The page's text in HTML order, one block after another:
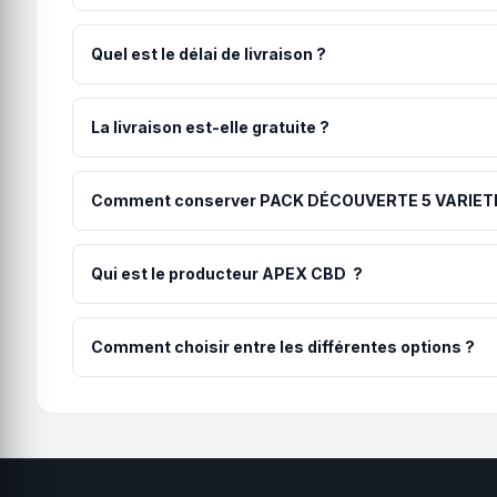
Les utilisateurs rapportent généralement découvrir les
personnes, le dosage et le moment de la journée.
Quel est le délai de livraison ?
Votre commande est expédiée sous 48h par APEX
numéro de suivi vous est communiqué par email.
La livraison est-elle gratuite ?
Les frais de port sont de 4.90€. La livraison est
Comment conserver PACK DÉCOUVERTE 5
Pour préserver toutes les qualités de PACK
permet de maintenir les arômes, la puissance et la
Qui est le producteur APEX CBD ?
Je m’appelle Robin, fondateur de Apex CBD.
curiosité s’est transformée en engagement :
Comment choisir entre les différentes options ?